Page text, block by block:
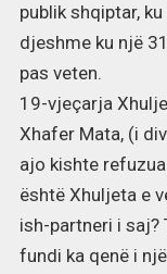
publik shqiptar,
djeshme ku një
pas veten.
19-vjeçarja
Xhafer Mata, (i
ajo kishte
është Xhuljeta e
ish-partneri i
fundi ka qenë i